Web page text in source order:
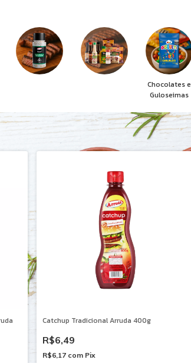
Chocolates e
Guloseimas
Catchup Tradicional Arruda 400g
R$6,49
R$6,17 com Pix